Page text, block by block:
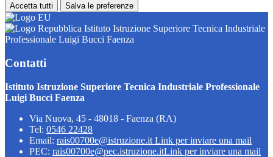
Accetta tutti Salva le preferenze
Istituto Istruzione Superiore Tecnica Industriale
Professionale Luigi Bucci Faenza
Contatti
Istituto Istruzione Superiore Tecnica Industriale Professionale
Luigi Bucci Faenza
Via Nuova, 45 - 48018 - Faenza (RA)
Tel: 0546 22428
Email: rais00700e@istruzione.it Link per inviare una mail
PEC: rais00700e@pec.istruzione.itLink per inviare una mail